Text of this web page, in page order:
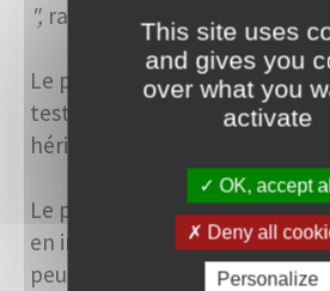
", rappelle Stéphanie Swiklinski.
Le partenaire pacsé n'est pas
testament, la part du défunt
héritiers (enfants, parents,
Le partenaire survivant peut
en indivision avec la famille du
peut rendre la gestion du bien
This site uses
and gives you
over what you
activate
OK, accept all
Deny all
Personalize